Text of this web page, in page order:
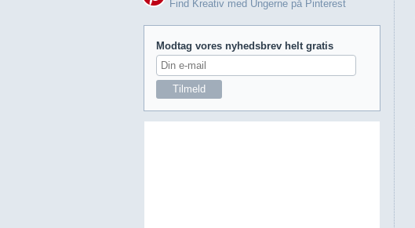
Find Kreativ med Ungerne på Pinterest
Modtag vores nyhedsbrev helt gratis